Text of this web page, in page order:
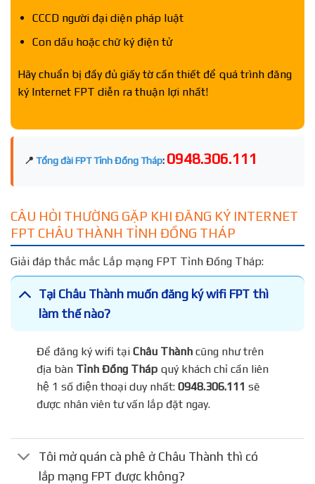
CCCD người đại diện pháp luật
Con dấu hoặc chữ ký điện tử
Hãy chuẩn bị đầy đủ giấy tờ cần thiết để quá trình đăng
ký Internet FPT diễn ra thuận lợi nhất!
📍 Tổng đài FPT Tỉnh Đồng Tháp: 0948.306.111
CÂU HỎI THƯỜNG GẶP KHI ĐĂNG KÝ INTERNET
FPT CHÂU THÀNH TỈNH ĐỒNG THÁP
Giải đáp thắc mắc Lắp mạng FPT Tỉnh Đồng Tháp:
Tại Châu Thành muốn đăng ký wifi FPT thì
làm thế nào?
Để đăng ký wifi tạiChâu Thànhcũng như trên
địa bànTỉnh Đồng Thápquý khách chỉ cần liên
hệ 1 số điện thoại duy nhất:0948.306.111 sẽ
được nhân viên tư vấn lắp đặt ngay.
Tôi mở quán cà phê ở Châu Thành thì có
lắp mạng FPT được không?